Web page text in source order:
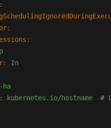
In
ha
kubernetes.io/hostname
#